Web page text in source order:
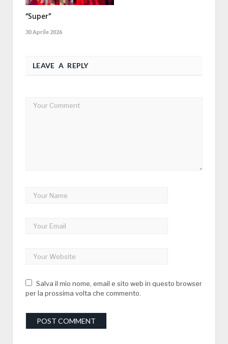
“Super”
30 Aprile 2026
LEAVE A REPLY
Salva il mio nome, email e sito web in questo browser
per la prossima volta che commento.